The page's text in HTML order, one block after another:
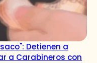
Detienen a
a Carabineros con